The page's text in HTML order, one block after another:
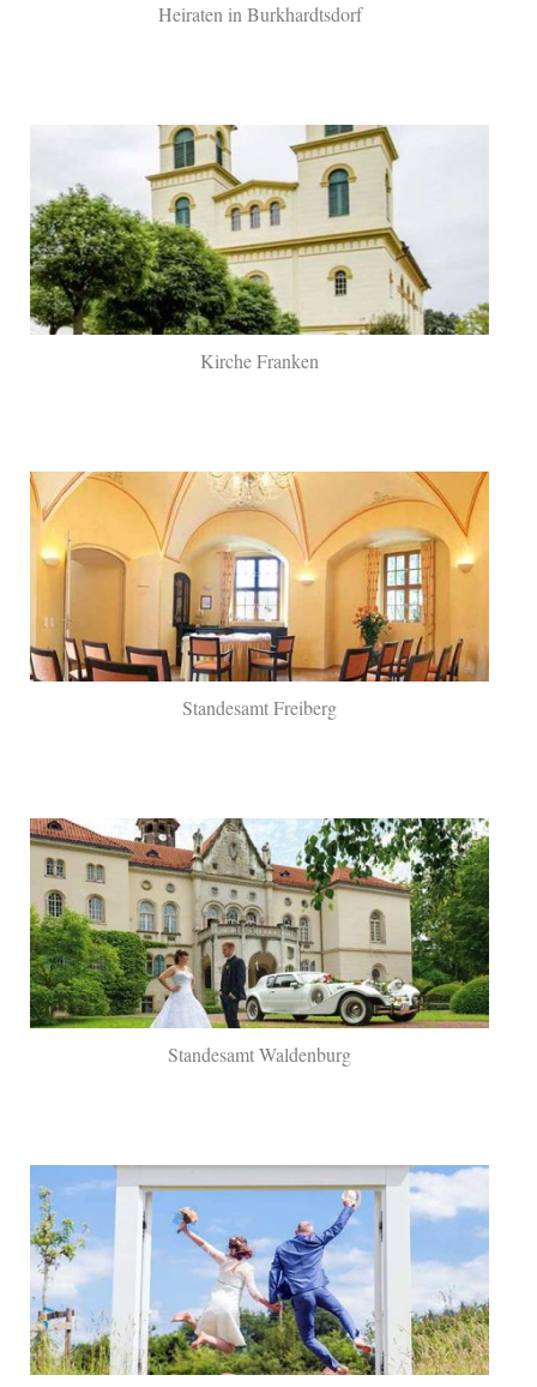
Heiraten in Burkhardtsdorf
Kirche Franken
Standesamt Freiberg
Standesamt Waldenburg